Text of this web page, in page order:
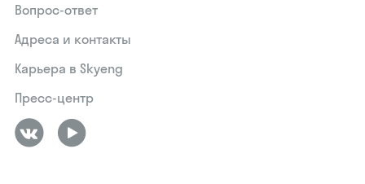
Вопрос-ответ
Адреса и контакты
Карьера в Skyeng
Пресс-центр